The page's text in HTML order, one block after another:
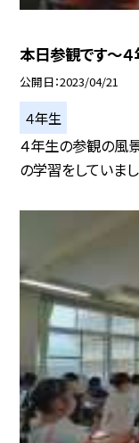
本日参観です〜
公開日 2023/04/21
４年生
４年生の参観の風
の学習をしていま